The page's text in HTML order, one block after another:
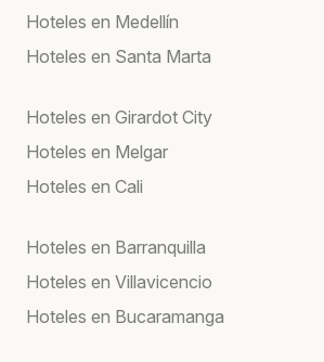
Hoteles en Medellín
Hoteles en Santa Marta
Hoteles en Girardot City
Hoteles en Melgar
Hoteles en Cali
Hoteles en Barranquilla
Hoteles en Villavicencio
Hoteles en Bucaramanga